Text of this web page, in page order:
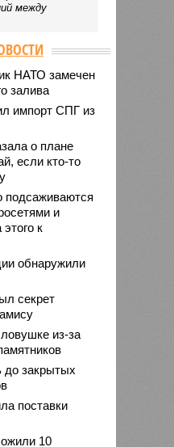
между
НАТО замечен
залива
импорт СПГ из
о плане
если кто-то
подсаживаются
и
к
обнаружили
секрет
из-за
до закрытых
поставки
10